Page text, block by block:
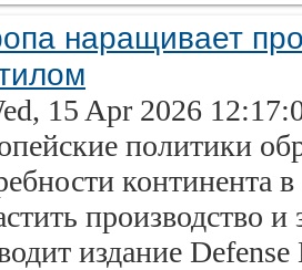
наращивает
15 Apr 2026
политики
континента
производство
издание Defense